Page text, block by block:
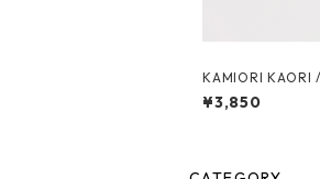
KAMIORI KAORI
AIN REF15
¥3,850